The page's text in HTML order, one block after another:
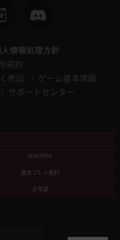
人情報処理方針
規約
表記
ゲーム基本情報
サポートセンター
MMORPG
基本プレイ無料
全年齢